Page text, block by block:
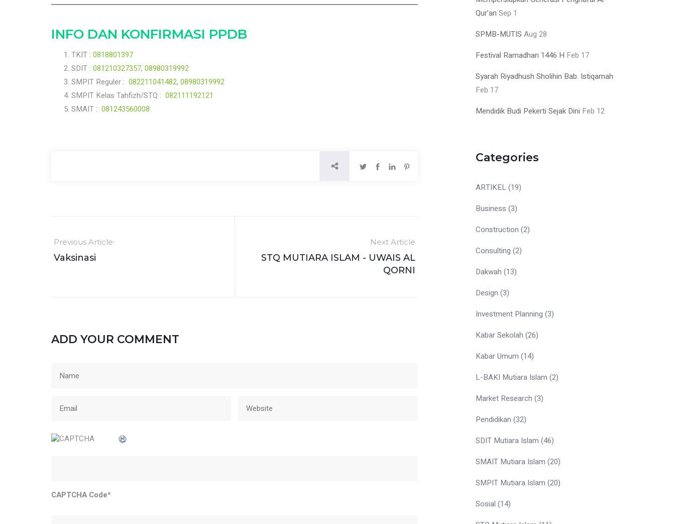
INFO DAN KONFIRMASI PPDB
TKIT : 0818801397
SDIT : 081210327357, 08980319992
SMPIT Reguler : 082211041482, 08980319992
SMPIT Kelas Tahfizh/STQ : 082111192121
SMAIT : 081243560008
Previous Article:
Vaksinasi
Next Article
STQ MUTIARA ISLAM - UWAIS AL
QORNI
ADD YOUR COMMENT
CAPTCHA Code*
Qur’an Sep 1
SPMB-MUTIS Aug 28
Festival Ramadhan 1446 H Feb 17
Syarah Riyadhush Sholihin Bab. Istiqamah
Feb 17
Mendidik Budi Pekerti Sejak Dini Feb 12
Categories
ARTIKEL(19)
Business (3)
Construction (2)
Consulting (2)
Dakwah (13)
Design (3)
Investment Planning (3)
Kabar Sekolah (26)
Kabar Umum (14)
L-BAKI Mutiara Islam (2)
Market Research (3)
Pendidikan (32)
SDIT Mutiara Islam (46)
SMAIT Mutiara Islam (20)
SMPIT Mutiara Islam (20)
Sosial (14)